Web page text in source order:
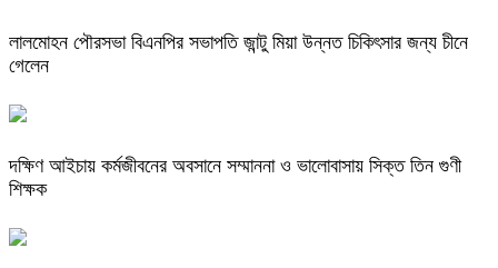
লালমোহন পৌরসভা বিএনপির সভাপতি জান্টু মিয়া উন্নত চিকিৎসার জন্য চীনে
গেলেন
দক্ষিণ আইচায় কর্মজীবনের অবসানে সম্মাননা ও ভালোবাসায় সিক্ত তিন গুণী
শিক্ষক